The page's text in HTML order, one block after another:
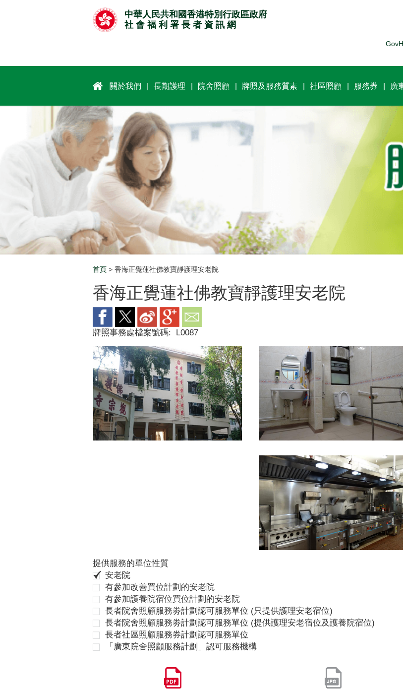
中華人民共和國香港特別行政區政府
社 會 福 利 署 長 者 資 訊 網
關於我們 長期護理 院舍照顧 牌照及服務質素 社區照顧 服務券 廣
Breadcrumb
首頁 > 香海正覺蓮社佛教寶靜護理安老院
香海正覺蓮社佛教寶靜護理安老院
牌照事務處檔案號碼: L0087
提供服務的單位性質
安老院
有參加改善買位計劃的安老院
有參加護養院宿位買位計劃的安老院
長者院舍照顧服務劵計劃認可服務單位 (只提供護理安老宿位)
長者院舍照顧服務劵計劃認可服務單位 (提供護理安老宿位及護養院宿位)
長者社區照顧服務券計劃認可服務單位
「廣東院舍照顧服務計劃」認可服務機構